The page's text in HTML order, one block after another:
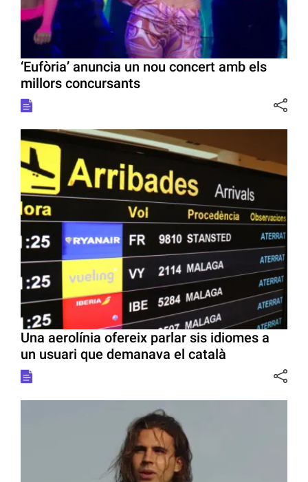
‘Eufòria’ anuncia un nou concert amb els
millors concursants
Una aerolínia ofereix parlar sis idiomes a
un usuari que demanava el català